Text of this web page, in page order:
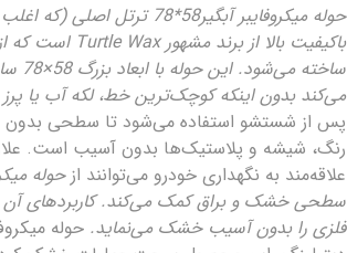
می‌کند بدون اینکه کوچک‌ترین خط، لکه آب یا پرز
پس از شستشو استفاده می‌شود تا سطحی بدون
رنگ، شیشه و پلاستیک‌ها بدون آسیب است.
علاقه‌مند به نگهداری خودرو می‌توانند از
سطحی خشک و براق کمک می‌کند. کاربردهای آن
فلزی را بدون آسیب خشک می‌نماید.